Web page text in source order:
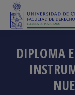
DIPLOMA